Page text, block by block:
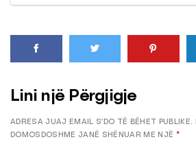
Lini një Përgjigje
ADRESA JUAJ EMAIL S’DO TË BËHET PUBLIKE.
DOMOSDOSHME JANË SHËNUAR ME NJË *